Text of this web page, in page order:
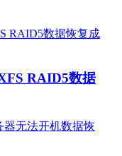
RAID5数据